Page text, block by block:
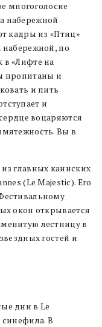
многоголосие
набережной
кадры из «Птиц»
набережной, по
в «Лифте на
пропитаны и
и пить
и
воцаряются
Вы в
главных каннских
(Le Majestic). Его
окон открывается
лестницу в
гостей и
дни в Le
В